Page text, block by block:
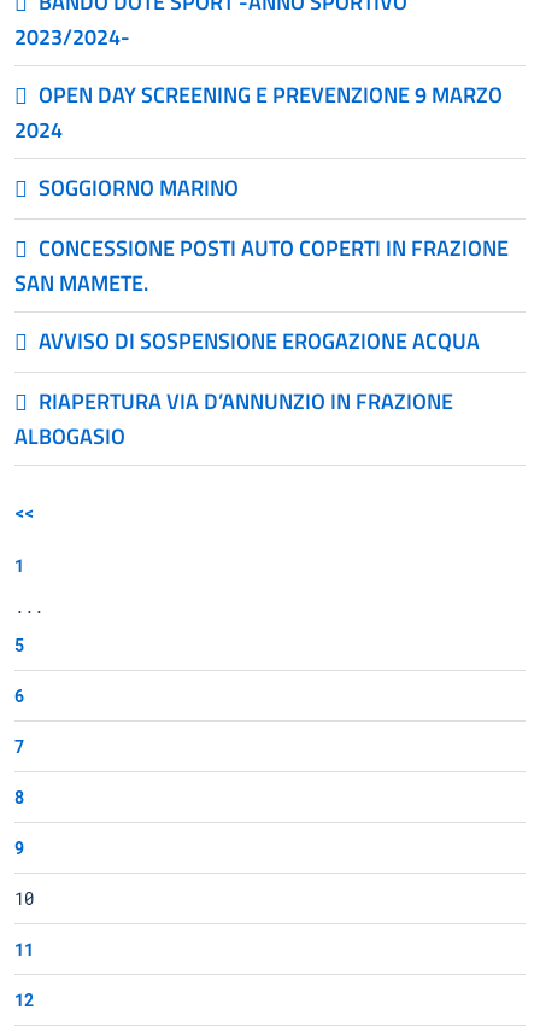
2023/2024-
OPEN DAY SCREENING E PREVENZIONE 9 MARZO
2024
SOGGIORNO MARINO
CONCESSIONE POSTI AUTO COPERTI IN FRAZIONE
SAN MAMETE.
AVVISO DI SOSPENSIONE EROGAZIONE ACQUA
RIAPERTURA VIA D’ANNUNZIO IN FRAZIONE
ALBOGASIO
<<
1
...
5
6
7
8
9
10
11
12